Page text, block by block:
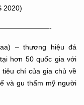
2020)
– thương hiệu đá
hơn 50 quốc gia với
chí của gia chủ về
và gu thẩm mỹ người